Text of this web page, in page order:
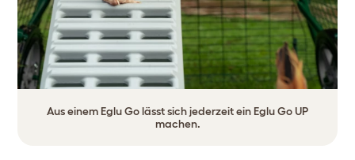
Aus einem Eglu Go lässt sich jederzeit ein Eglu Go UP
machen.